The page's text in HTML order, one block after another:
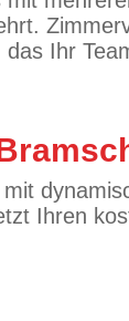
Ihr
Ihren